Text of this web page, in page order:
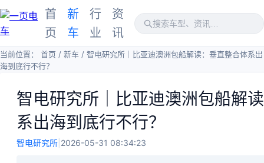
首
页
新
车
行
业
资
讯
当前位置： 首页 / 新车 / 智电研究所｜比亚迪澳洲包船解读：垂直整合体系出
海到底行不行？
智电研究所｜比亚迪澳洲包船解
系出海到底行不行？
智电研究所 2026-05-31 08:34:23